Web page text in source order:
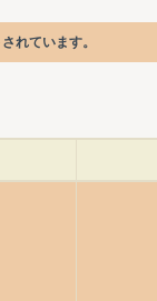
れています。